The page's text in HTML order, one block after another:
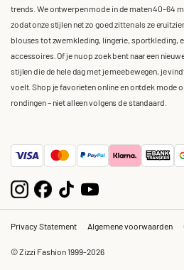
trends. We ontwerpen mode in de maten 40-64
zodat onze stijlen net zo goed zitten als ze
blouses tot zwemkleding, lingerie, sportkleding,
accessoires. Of je nu op zoek bent naar een
stijlen die de hele dag met je meebewegen, je
voelt. Shop je favorieten online en ontdek mode
rondingen – niet alleen volgens de standaard.
Privacy Statement Algemene voorwaarden
© Zizzi Fashion 1999-2026